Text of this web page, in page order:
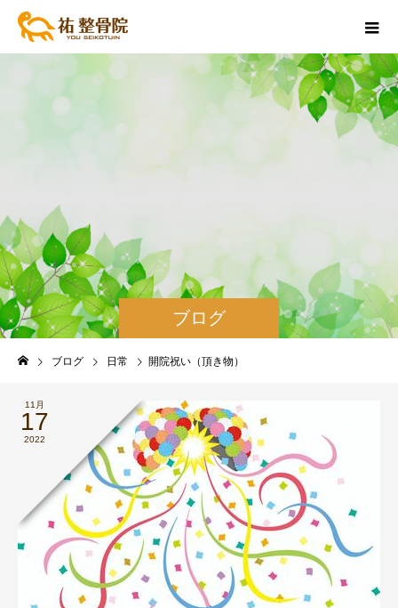
ブログ
ブログ 日常 開院祝い（頂き物）
11月
17
2022